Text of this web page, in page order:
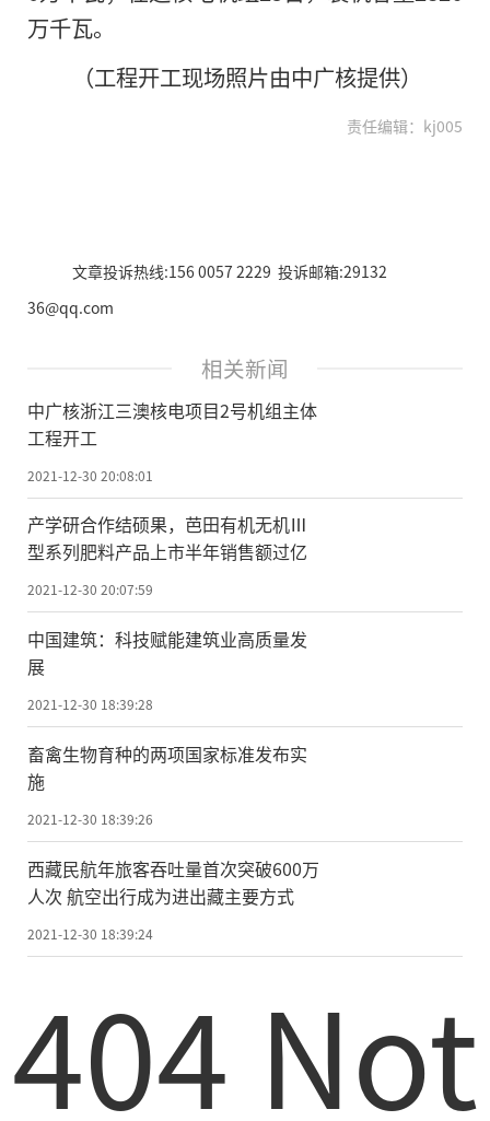
万千瓦。
（工程开工现场照片由中广核提供）
责任编辑：kj005
文章投诉热线:156 0057 2229 投诉邮箱:29132
36@qq.com
相关新闻
中广核浙江三澳核电项目2号机组主体
工程开工
2021-12-30 20:08:01
产学研合作结硕果，芭田有机无机Ⅲ
型系列肥料产品上市半年销售额过亿
2021-12-30 20:07:59
中国建筑：科技赋能建筑业高质量发
展
2021-12-30 18:39:28
畜禽生物育种的两项国家标准发布实
施
2021-12-30 18:39:26
西藏民航年旅客吞吐量首次突破600万
人次 航空出行成为进出藏主要方式
2021-12-30 18:39:24
404 Not